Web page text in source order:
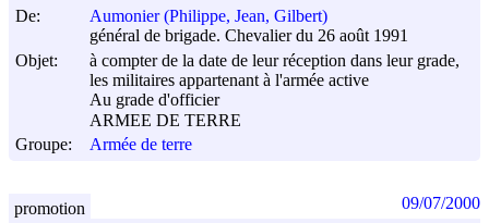
De:
Aumonier (Philippe, Jean, Gilbert)
général de brigade. Chevalier du 26 août 1991
Objet:
à compter de la date de leur réception dans leur grade,
les militaires appartenant à l'armée active
Au grade d'officier
ARMEE DE TERRE
Groupe:
Armée de terre
promotion 09/07/2000